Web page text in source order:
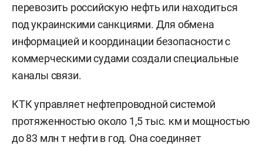
перевозить российскую нефть или находиться
под украинскими санкциями. Для обмена
информацией и координации безопасности с
коммерческими судами создали специальные
каналы связи.
КТК управляет нефтепроводной системой
протяженностью около 1,5 тыс. км и мощностью
до 83 млн т нефти в год. Она соединяет